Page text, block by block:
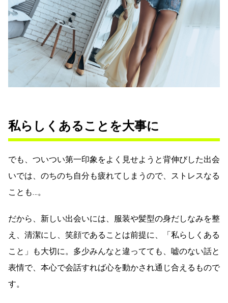
私らしくあることを大事に
でも、ついつい第一印象をよく見せようと背伸びした出会
いでは、のちのち自分も疲れてしまうので、ストレスなる
ことも…。
だから、新しい出会いには、服装や髪型の身だしなみを整
え、清潔にし、笑顔であることは前提に、「私らしくある
こと」も大切に。多少みんなと違ってても、嘘のない話と
表情で、本心で会話すれば心を動かされ通じ合えるもので
す。